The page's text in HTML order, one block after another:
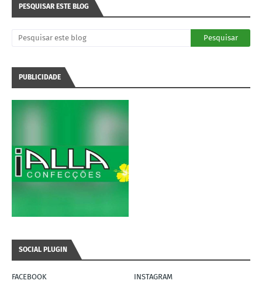
PESQUISAR ESTE BLOG
PUBLICIDADE
SOCIAL PLUGIN
FACEBOOK INSTAGRAM